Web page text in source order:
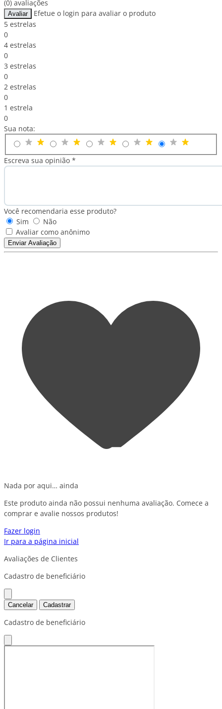
(0) avaliações
Avaliar
Efetue o login para avaliar o produto
5 estrelas
0
4 estrelas
0
3 estrelas
0
2 estrelas
0
1 estrela
0
Sua nota:
Escreva sua opinião *
Você recomendaria esse produto?
Sim
Não
Avaliar como anônimo
Enviar Avaliação
Nada por aqui… ainda
Este produto ainda não possui nenhuma avaliação. Comece a
comprar e avalie nossos produtos!
Fazer login
Ir para a página inicial
Avaliações de Clientes
Cadastro de beneficiário
Cancelar Cadastrar
Cadastro de beneficiário